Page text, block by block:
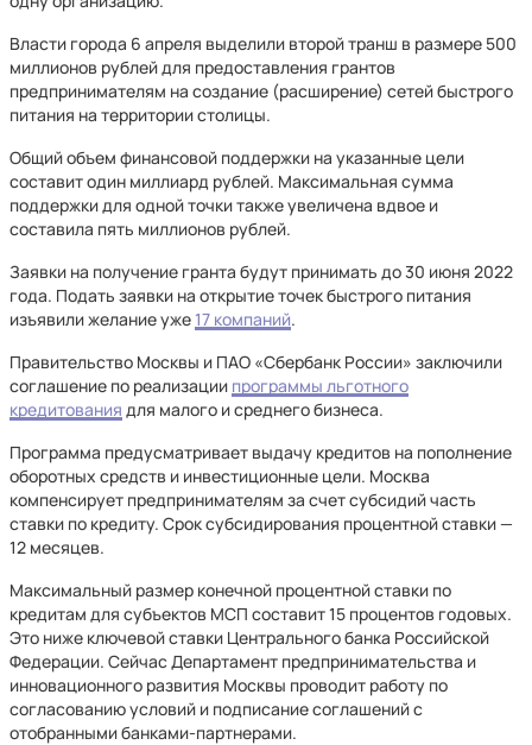
Власти города 6 апреля выделили второй транш в размере 500
миллионов рублей для предоставления грантов
предпринимателям на создание (расширение) сетей быстрого
питания на территории столицы.
Общий объем финансовой поддержки на указанные цели
составит один миллиард рублей. Максимальная сумма
поддержки для одной точки также увеличена вдвое и
составила пять миллионов рублей.
Заявки на получение гранта будут принимать до 30 июня 2022
года. Подать заявки на открытие точек быстрого питания
изъявили желание уже 17 компаний.
Правительство Москвы и ПАО «Сбербанк России» заключили
соглашение по реализации программы льготного
кредитования для малого и среднего бизнеса.
Программа предусматривает выдачу кредитов на пополнение
оборотных средств и инвестиционные цели. Москва
компенсирует предпринимателям за счет субсидий часть
ставки по кредиту. Срок субсидирования процентной ставки —
12 месяцев.
Максимальный размер конечной процентной ставки по
кредитам для субъектов МСП составит 15 процентов годовых.
Это ниже ключевой ставки Центрального банка Российской
Федерации. Сейчас Департамент предпринимательства и
инновационного развития Москвы проводит работу по
согласованию условий и подписание соглашений с
отобранными банками-партнерами.